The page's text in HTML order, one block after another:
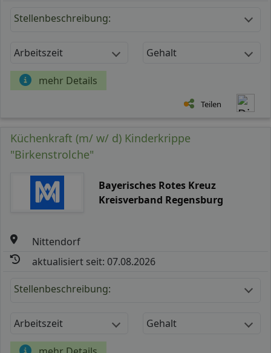
Stellenbeschreibung:
Arbeitszeit Gehalt
mehr Details
Teilen
Küchenkraft (m/ w/ d) Kinderkrippe
"Birkenstrolche"
Bayerisches Rotes Kreuz
Kreisverband Regensburg
Nittendorf
aktualisiert seit: 07.08.2026
Stellenbeschreibung:
Arbeitszeit Gehalt